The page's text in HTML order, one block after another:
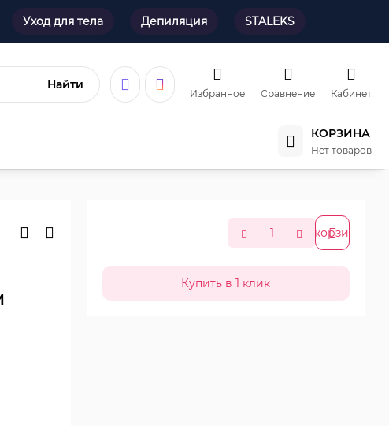
Уход для тела Депиляция STALEKS
Найти
Избранное Сравнение Кабинет
КОРЗИНА
Нет товаров
В корзину